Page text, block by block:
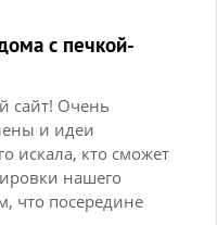
с печкой-
сайт! Очень
и идеи
искала, кто сможет
нашего
что посередине